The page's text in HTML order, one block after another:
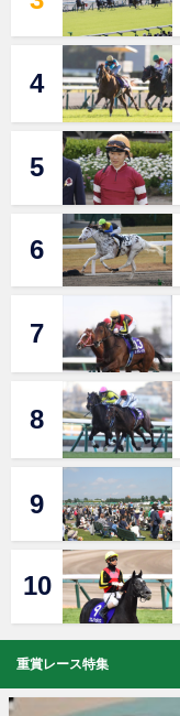
重賞レース特集